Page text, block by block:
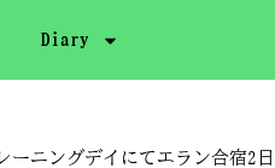
Diary
ニングデイにてエラン合宿2日